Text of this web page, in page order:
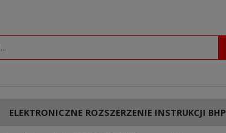
ELEKTRONICZNE ROZSZERZENIE INSTRUKCJI BHP